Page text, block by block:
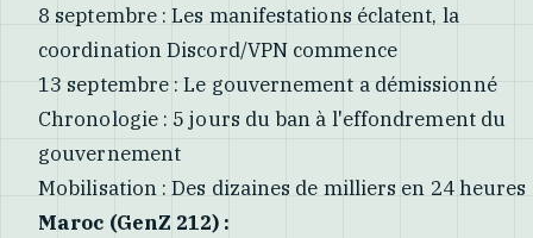
8 septembre : Les manifestations éclatent, la
coordination Discord/VPN commence
13 septembre : Le gouvernement a démissionné
Chronologie : 5 jours du ban à l'effondrement du
gouvernement
Mobilisation : Des dizaines de milliers en 24 heures
Maroc (GenZ 212) :